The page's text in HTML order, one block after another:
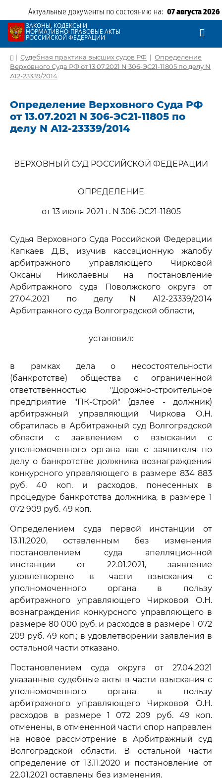
Актуальные документы по состоянию на: 07 августа 2026
ЗАКОНЫ, КОДЕКСЫ И
НОРМАТИВНО-ПРАВОВЫЕ АКТЫ
РОССИЙСКОЙ ФЕДЕРАЦИИ
| Судебная практика высших судов РФ | Определение
Верховного Суда РФ от 13.07.2021 N 306-ЭС21-11805 по делу N
А12-23339/2014
Определение Верховного Суда РФ
от 13.07.2021 N 306-ЭС21-11805 по
делу N А12-23339/2014
ВЕРХОВНЫЙ СУД РОССИЙСКОЙ ФЕДЕРАЦИИ
ОПРЕДЕЛЕНИЕ
от 13 июля 2021 г. N 306-ЭС21-11805
Судья Верховного Суда Российской Федерации
Капкаев Д.В., изучив кассационную жалобу
арбитражного управляющего Чирковой
Оксаны Николаевны на постановление
Арбитражного суда Поволжского округа от
27.04.2021 по делу N А12-23339/2014
Арбитражного суда Волгоградской области,
установил:
в рамках дела о несостоятельности
(банкротстве) общества с ограниченной
ответственностью "Дорожно-строительное
предприятие "ПК-Строй" (далее - должник)
арбитражный управляющий Чиркова О.Н.
обратилась в Арбитражный суд Волгоградской
области с заявлением о взыскании с
уполномоченного органа как с заявителя по
делу о банкротстве должника вознаграждения
конкурсного управляющего в размере 834 883
руб. 40 коп. и расходов, понесенных в
процедуре банкротства должника, в размере 1
072 909 руб. 49 коп.
Определением суда первой инстанции от
13.11.2020, оставленным без изменения
постановлением суда апелляционной
инстанции от 22.01.2021, заявление
удовлетворено в части взыскания с
уполномоченного органа в пользу
арбитражного управляющего Чирковой О.Н.
вознаграждения конкурсного управляющего в
размере 80 000 руб. и расходов в размере 1 072
209 руб. 49 коп.; в удовлетворении заявления в
остальной части отказано.
Постановлением суда округа от 27.04.2021
указанные судебные акты в части взыскания с
уполномоченного органа в пользу
арбитражного управляющего Чирковой О.Н.
расходов в размере 1 072 209 руб. 49 коп.
отменены, в отмененной части спор направлен
на новое рассмотрение в Арбитражный суд
Волгоградской области. В остальной части
определение от 13.11.2020 и постановление от
22.01.2021 оставлены без изменения.